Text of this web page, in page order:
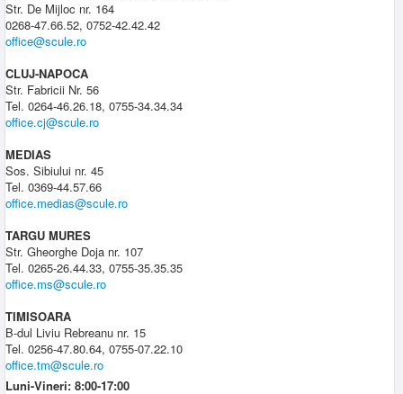
Str. De Mijloc nr. 164
0268-47.66.52, 0752-42.42.42
office@scule.ro
CLUJ-NAPOCA
Str. Fabricii Nr. 56
Tel. 0264-46.26.18, 0755-34.34.34
office.cj@scule.ro
MEDIAS
Sos. Sibiului nr. 45
Tel. 0369-44.57.66
office.medias@scule.ro
TARGU MURES
Str. Gheorghe Doja nr. 107
Tel. 0265-26.44.33, 0755-35.35.35
office.ms@scule.ro
TIMISOARA
B-dul Liviu Rebreanu nr. 15
Tel. 0256-47.80.64, 0755-07.22.10
office.tm@scule.ro
Luni-Vineri: 8:00-17:00